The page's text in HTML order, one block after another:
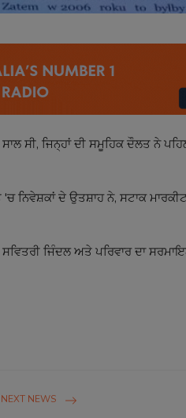
ਸੀ, ਜਿਨ੍ਹਾਂ ਦੀ ਸਮੂਹਿਕ ਦੌਲਤ ਨੇ
ਨਿਵੇਸ਼ਕਾਂ ਦੇ ਉਤਸ਼ਾਹ ਨੇ, ਸਟਾਕ
ਜਿੰਦਲ ਅਤੇ ਪਰਿਵਾਰ ਦਾ
NEXT NEWS